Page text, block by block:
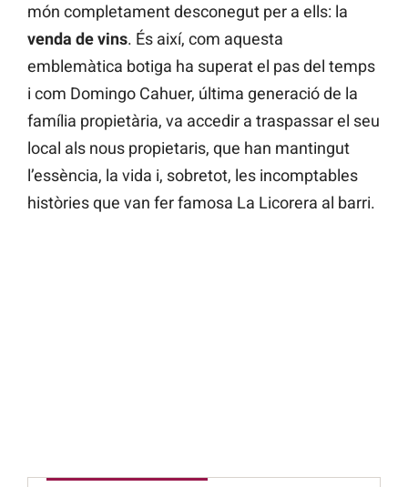
món completament desconegut per a ells: la
venda de vins. És així, com aquesta
emblemàtica botiga ha superat el pas del temps
i com Domingo Cahuer, última generació de la
família propietària, va accedir a traspassar el seu
local als nous propietaris, que han mantingut
l’essència, la vida i, sobretot, les incomptables
històries que van fer famosa La Licorera al barri.